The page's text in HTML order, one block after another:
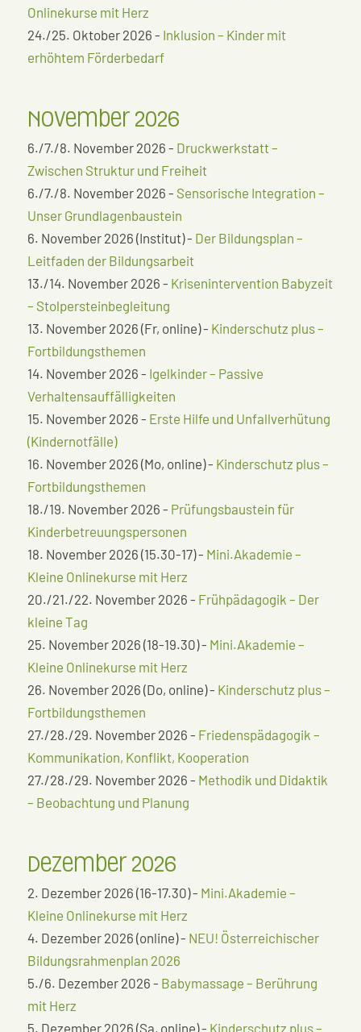
Onlinekurse mit Herz
24./25. Oktober 2026 - Inklusion – Kinder mit
erhöhtem Förderbedarf
November 2026
6./7./8. November 2026 - Druckwerkstatt –
Zwischen Struktur und Freiheit
6./7./8. November 2026 - Sensorische Integration –
Unser Grundlagenbaustein
6. November 2026 (Institut) - Der Bildungsplan –
Leitfaden der Bildungsarbeit
13./14. November 2026 - Krisenintervention Babyzeit
– Stolpersteinbegleitung
13. November 2026 (Fr, online) - Kinderschutz plus –
Fortbildungsthemen
14. November 2026 - Igelkinder – Passive
Verhaltensauffälligkeiten
15. November 2026 - Erste Hilfe und Unfallverhütung
(Kindernotfälle)
16. November 2026 (Mo, online) - Kinderschutz plus –
Fortbildungsthemen
18./19. November 2026 - Prüfungsbaustein für
Kinderbetreuungspersonen
18. November 2026 (15.30-17) - Mini.Akademie –
Kleine Onlinekurse mit Herz
20./21./22. November 2026 - Frühpädagogik – Der
kleine Tag
25. November 2026 (18-19.30) - Mini.Akademie –
Kleine Onlinekurse mit Herz
26. November 2026 (Do, online) - Kinderschutz plus –
Fortbildungsthemen
27./28./29. November 2026 - Friedenspädagogik –
Kommunikation, Konflikt, Kooperation
27./28./29. November 2026 - Methodik und Didaktik
– Beobachtung und Planung
Dezember 2026
2. Dezember 2026 (16-17.30) - Mini.Akademie –
Kleine Onlinekurse mit Herz
4. Dezember 2026 (online) - NEU! Österreichischer
Bildungsrahmenplan 2026
5./6. Dezember 2026 - Babymassage – Berührung
mit Herz
5. Dezember 2026 (Sa, online) - Kinderschutz plus –